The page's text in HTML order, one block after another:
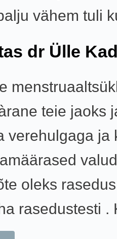
vähem tuli
dr Ülle
teie jaoks
verehulgaga ja
oleks
rasedustesti .